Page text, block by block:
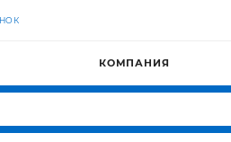
КОМПАНИЯ